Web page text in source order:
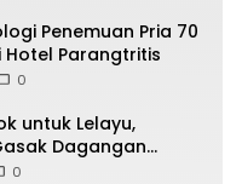
Penemuan Pria 70
Hotel Parangtritis
0
untuk Lelayu,
Dagangan
0